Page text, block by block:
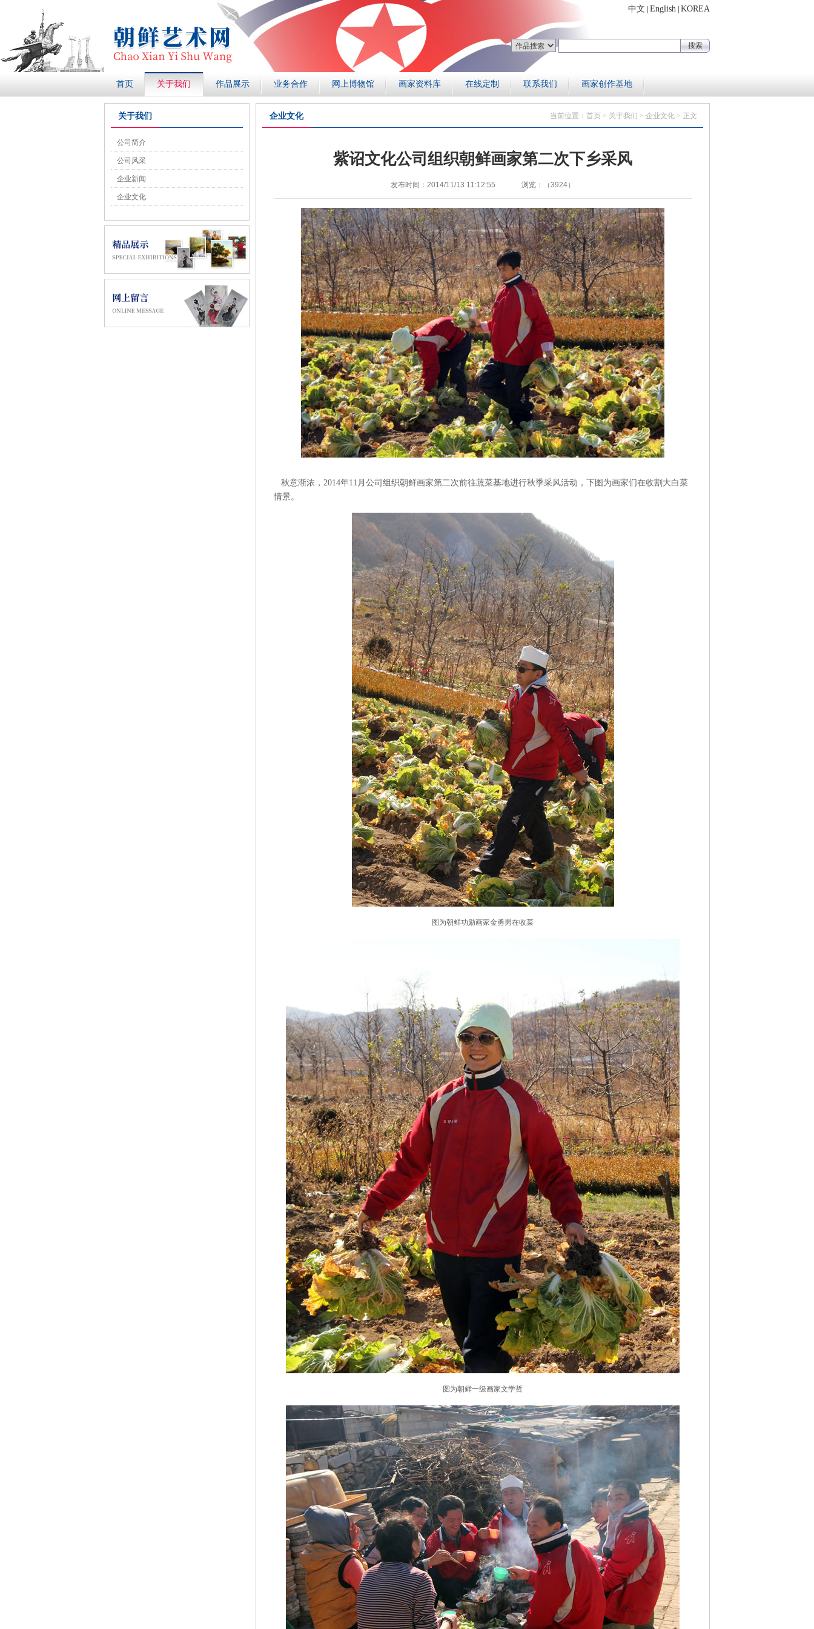
中文 English KOREA
首页 关于我们 作品展示 业务合作 网上博物馆 画家资料库 在线定制 联系我们 画家创作基地
关于我们
公司简介
公司风采
企业新闻
企业文化
企业文化 当前位置： 首页 > 关于我们 > 企业文化 > 正文
紫诏文化公司组织朝鲜画家第二次下乡采风
发布时间：2014/11/13 11:12:55 浏览：（3924）
秋意渐浓，2014年11月公司组织朝鲜画家第二次前往蔬菜基地进行秋季采风活动，下图为画家们在收割大白菜
情景。
图为朝鲜功勋画家金勇男在收菜
图为朝鲜一级画家文学哲